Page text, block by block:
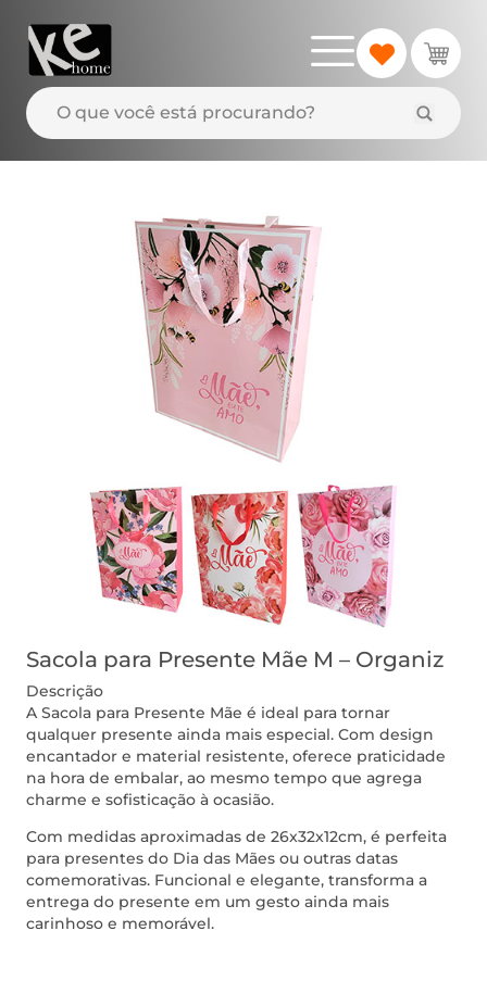
Sacola para Presente Mãe M – Organiz
Descrição
A Sacola para Presente Mãe é ideal para tornar
qualquer presente ainda mais especial. Com design
encantador e material resistente, oferece praticidade
na hora de embalar, ao mesmo tempo que agrega
charme e sofisticação à ocasião.
Com medidas aproximadas de 26x32x12cm, é perfeita
para presentes do Dia das Mães ou outras datas
comemorativas. Funcional e elegante, transforma a
entrega do presente em um gesto ainda mais
carinhoso e memorável.